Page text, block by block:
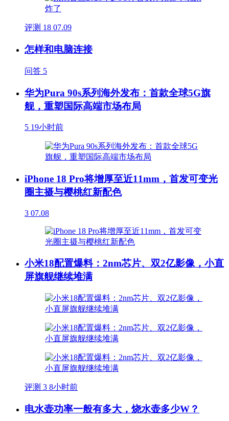
评测 18 07.09
怎样和电脑连接
问答 5
华为Pura 90s系列海外发布：首款全球5G旗
舰，重塑国际高端市场布局
5 19小时前
iPhone 18 Pro将增厚至近11mm，首发可变光
圈主摄与樱桃红新配色
3 07.08
小米18配置爆料：2nm芯片、双2亿影像，小直
屏旗舰继续堆满
评测 3 8小时前
电水壶功率一般有多大，烧水壶多少W？